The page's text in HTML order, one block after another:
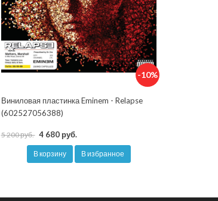
-10%
Виниловая пластинка Eminem - Relapse
(602527056388)
5 200 руб. 4 680 руб.
В корзину В избранное